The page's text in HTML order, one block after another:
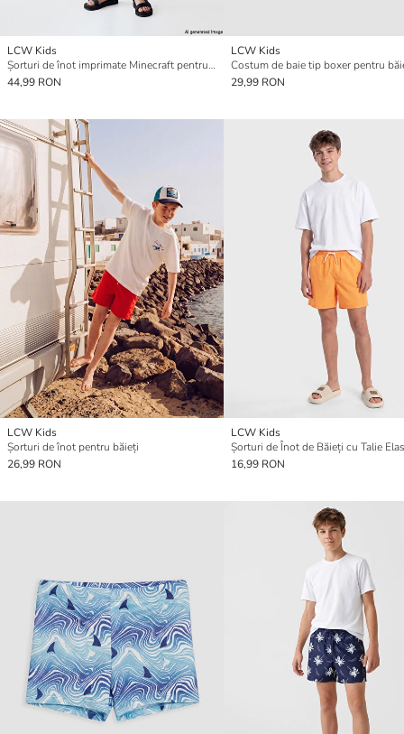
LCW Kids
Șorturi de înot imprimate Minecraft pentru băieți
44,99 RON
LCW Kids
29,99 RON
LCW Kids
Șorturi de înot pentru băieți
26,99 RON
LCW Kids
Șorturi de Înot de Băieți cu Talie
16,99 RON